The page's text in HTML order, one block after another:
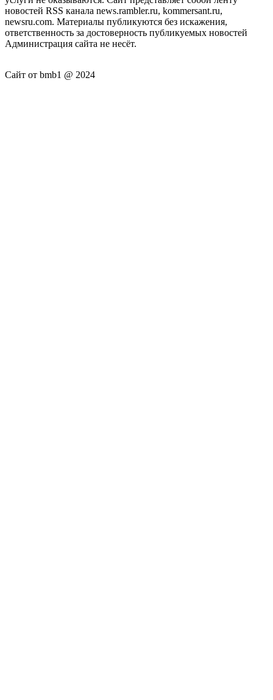
новостей RSS канала news.rambler.ru, kommersant.ru,
newsru.com. Материалы публикуются без искажения,
ответственность за достоверность публикуемых новостей
Администрация сайта не несёт.
Сайт от bmb1 @ 2024